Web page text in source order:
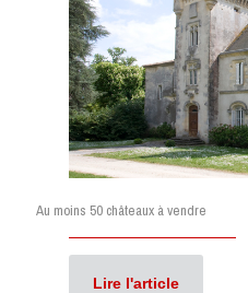
Au moins 50 châteaux à vendre
Lire l'article